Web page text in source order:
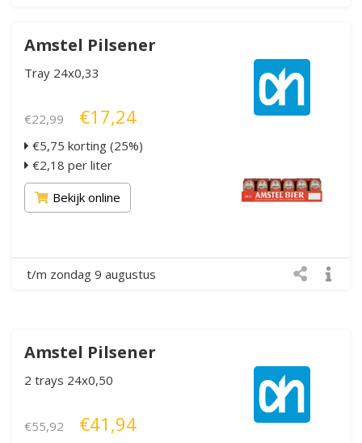
Amstel Pilsener
Tray 24x0,33
€22,99 €17,24
€5,75 korting (25%)
€2,18 per liter
Bekijk online
t/m zondag 9 augustus
Amstel Pilsener
2 trays 24x0,50
€55,92 €41,94